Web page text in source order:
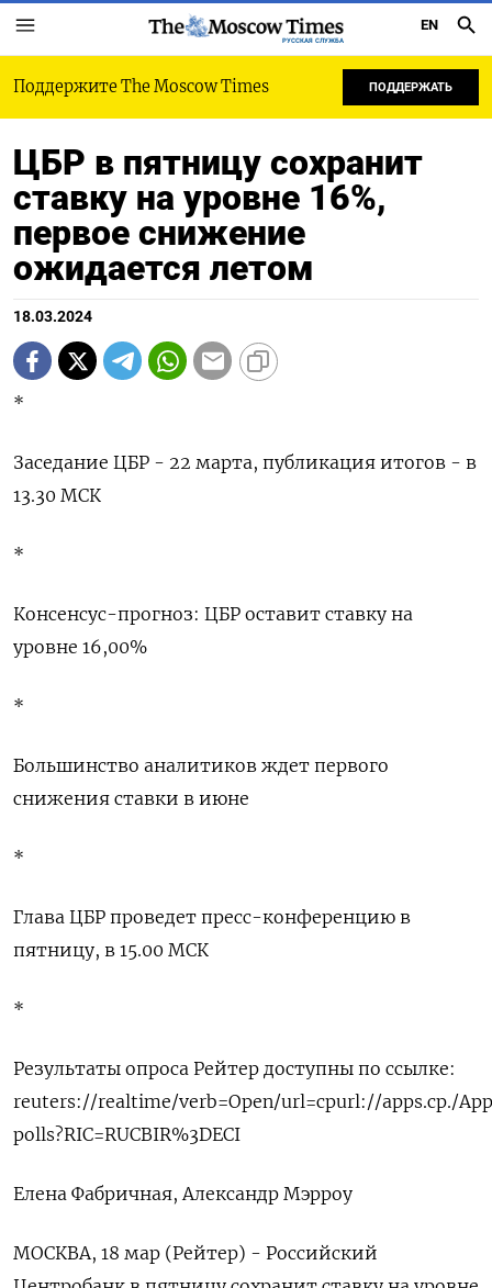
РУССКАЯ СЛУЖБА
EN
Поддержите The Moscow Times ПОДДЕРЖАТЬ
ЦБР в пятницу сохранит
ставку на уровне 16%,
первое снижение
ожидается летом
18.03.2024
*
Заседание ЦБР - 22 марта, публикация итогов - в
13.30 МСК
*
Консенсус-прогноз: ЦБР оставит ставку на
уровне 16,00%
*
Большинство аналитиков ждет первого
снижения ставки в июне
*
Глава ЦБР проведет пресс-конференцию в
пятницу, в 15.00 МСК
*
Результаты опроса Рейтер доступны по ссылке:
reuters://realtime/verb=Open/url=cpurl://apps.cp./
polls?RIC=RUCBIR%3DECI
Елена Фабричная, Александр Мэрроу
МОСКВА, 18 мар (Рейтер) - Российский